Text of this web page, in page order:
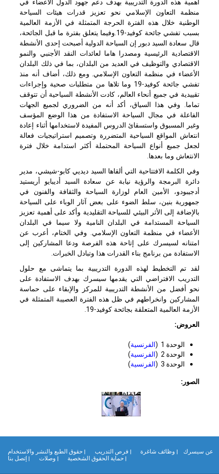
أهمية هذه الدورة التدريبية بهدف دعم جهود الدول الأعضاء في
منظمة التعاون الإسلامي نحو تعزيز قدرات هيئات السياحة
الوطنية خلال هذه الفترة الحرجة المتمثلة في الأزمة العالمية
بسبب تفشي جائحة كوفيد-19.وفيما يتعلق بفترة ما قبل الجائحة،
قال سعادة السيد دبور إن السياحة الدولية أصبحت إحدى الأنشطة
الاقتصادية الرئيسية ومصدرا هاما لعائدات النقد الأجنبي والنمو
الاقتصادي والتوظيف في العديد من البلدان، بما في ذلك البلدان
الأعضاء في منظمة التعاون الإسلامي. ومع ذلك، أضاف أنه منذ
تفشي جائحة كوفيد-19 وما تلاها من متطلبات صحية وإجراءات
تقييدية في جميع أنحاء العالم، كادت الأنشطة السياحية أن تتوقف
تماما. وفي هذا السياق، أكد أنه من الضروري لجميع الجهات
الفاعلة في مجال السياحة الاستفادة من هذا الوضع المؤسف
وغير المسبوق واستسقائ الدروس المفيدة لاستخدامها أثناء إعادة
انتعاش المواقع السياحية المتضررة وتصميم استراتيجيات فعالة
لجعل جميع أنواع السياحة المحتملة أكثر استدامة خلال فترة
الانتعاش وما بعدها.
وفي الكلمة الافتتاحية التي ألقاها السيد ديديي كابو-شيشي، مدير
دائرة البرمجة والرؤية نيابة عن سعادة السيد أديبايو أريستيد
أدجيبودو، الأمين العام لوزارة السياحة والثقافة والفنون في
جمهورية بنين، سلط الضوء على بعض آثار الوباء على السياحة
بالإضافة إلى الأثر البيئي للسياحة التقليدية وأكد على أهمية تعزيز
السياحة المستدامة في البلدان النامية ولا سيما في البلدان
الأعضاء في منظمة التعاون الإسلامي. وفي الختام، أعرب عن
امتنانه لسيسرك على إتاحة هذه الفرصة ودعا المشاركين إلى
الاستفادة من برنامج بناء القدرات هذا وتبادل الخبرات.
لقد تم التخطيط لهذه الدورة التدريبية بما يتماشى مع حلول
التدريب الافتراضي التي يقدمها سيسرك بهدف الاستفادة على
نحو أفضل من الأنشطة التدريبية للمركز والإبقاء على حماسة
المشاركين وانخراطهم في ظل هذه الفترة العصيبة المتمثلة في
الأزمة العالمية المتعلقة بجائحة كوفيد-19.
العروض:
الوحدة 1 ( الفرنسية)
الوحدة 2 (
الفرنسية)
الوحدة 3 (
الفرنسية)
الصور:
سيسرك | وظائف شاغرة | فرص التدريب
| حقوق الطبع والنشر والاستخدام
| حماية الحقوق الشخصية
| وصلات | إتصل بنا